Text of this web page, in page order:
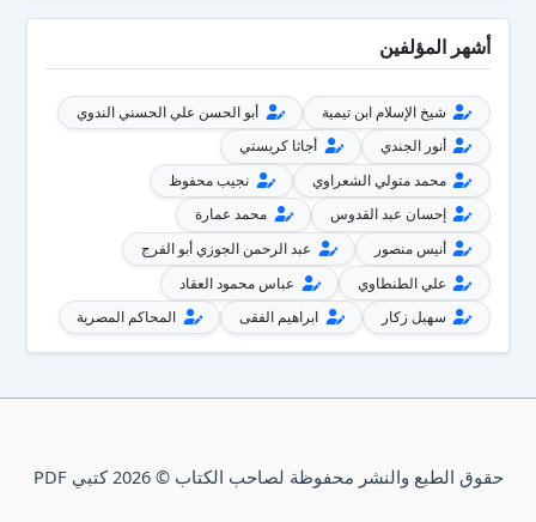
أشهر المؤلفين
شيخ الإسلام ابن تيمية
أبو الحسن علي الحسني الندوي
أنور الجندي
أجاثا كريستي
محمد متولي الشعراوي
نجيب محفوظ
إحسان عبد القدوس
محمد عمارة
أنيس منصور
عبد الرحمن الجوزي أبو الفرج
علي الطنطاوي
عباس محمود العقاد
سهيل زكار
ابراهيم الفقى المحاكم المصرية
حقوق الطبع والنشر محفوظة لصاحب الكتاب © 2026 كتبي PDF